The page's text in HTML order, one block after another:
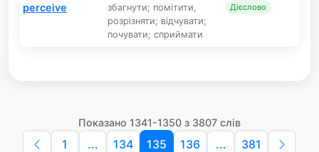
perceive
збагнути; помітити,
розрізняти; відчувати;
почувати; сприймати
Дієслово
Показано 1341-1350 з 3807 слів
1 ... 134 135 136 ... 381